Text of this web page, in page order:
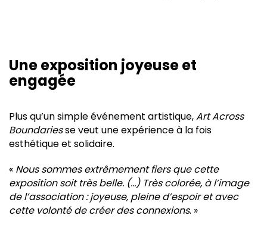
Une exposition joyeuse et
engagée
Plus qu’un simple événement artistique,Art Across
Boundariesse veut une expérience à la fois
esthétique et solidaire.
« Nous sommes extrêmement fiers que cette
exposition soit très belle. (…) Très colorée, à l’image
de l’association : joyeuse, pleine d’espoir et avec
cette volonté de créer des connexions. »